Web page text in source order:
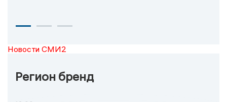
Новости СМИ2
Регион бренд